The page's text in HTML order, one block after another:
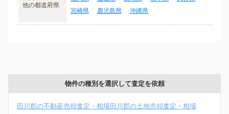
他の都道府県
宮崎県
鹿児島県 沖縄県
物件の種別を選択して査定を依頼
田川郡の不動産売却査定・相場田川郡の土地売却査定・相場